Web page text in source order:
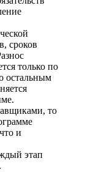
сроков
только по
остальным
то
и
этап